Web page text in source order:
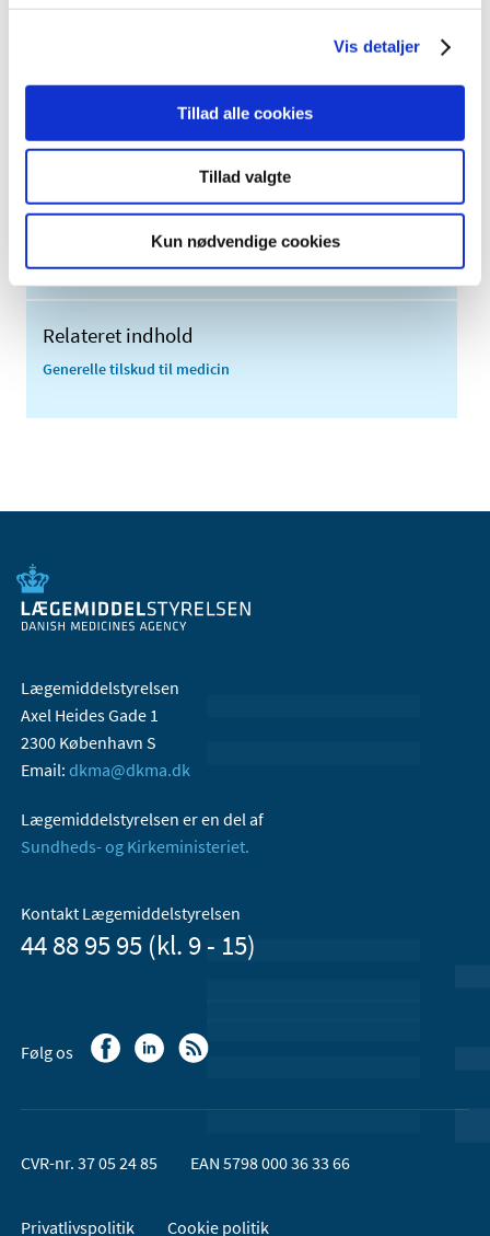
Vis detaljer
Tillad alle cookies
Tillad valgte
Kun nødvendige cookies
2011 (13)
2009 (13)
2007 (3)
2005 (2)
Relateret indhold
Generelle tilskud til medicin
Lægemiddelstyrelsen
Axel Heides Gade 1
2300 København S
Email: dkma@dkma.dk
Lægemiddelstyrelsen er en del af
Sundheds- og Kirkeministeriet.
Kontakt Lægemiddelstyrelsen
44 88 95 95 (kl. 9 - 15)
Følg os
CVR-nr. 37 05 24 85 EAN 5798 000 36 33 66
Privatlivspolitik Cookie politik